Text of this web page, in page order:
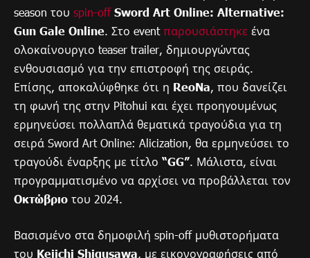
season του spin-off Sword Art Online: Alternative:
Gun Gale Online. Στο eventπαρουσιάστηκε ένα
ολοκαίνουργιο teaser trailer, δημιουργώντας
ενθουσιασμό για την επιστροφή της σειράς.
Επίσης, αποκαλύφθηκε ότι η ReoNa, που δανείζει
τη φωνή της στην Pitohui και έχει προηγουμένως
ερμηνεύσει πολλαπλά θεματικά τραγούδια για τη
σειρά Sword Art Online: Alicization, θα ερμηνεύσει το
τραγούδι έναρξης με τίτλο “GG”. Μάλιστα, είναι
προγραμματισμένο να αρχίσει να προβάλλεται τον
Οκτώβριο του 2024.
Βασισμένο στα δημοφιλή spin-off μυθιστορήματα
του Keiichi Shigusawa, με εικονογραφήσεις από